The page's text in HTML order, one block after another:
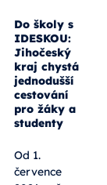
Do školy s
IDESKOU:
Jihočeský
kraj chystá
jednodušší
cestování
pro žáky a
studenty
Od 1.
července